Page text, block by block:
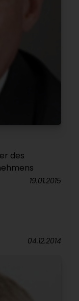
des
19.01.2015
04.12.2014